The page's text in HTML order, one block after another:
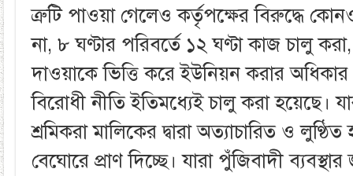
ত্রুটি পাওয়া গেলেও কর্তৃপক্ষের বিরুদ্ধে
না, ৮ ঘণ্টার পরিবর্তে ১২ ঘণ্টা কাজ চালু
দাওয়াকে ভিত্তি করে ইউনিয়ন করার অধিকার
বিরোধী নীতি ইতিমধ্যেই চালু করা হয়েছে।
শ্রমিকরা মালিকের দ্বারা অত্যাচারিত ও
বেঘোরে প্রাণ দিচ্ছে। যারা পুঁজিবাদী